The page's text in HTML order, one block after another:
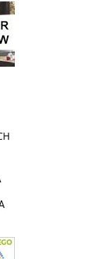
- grobnet
Wieliczka